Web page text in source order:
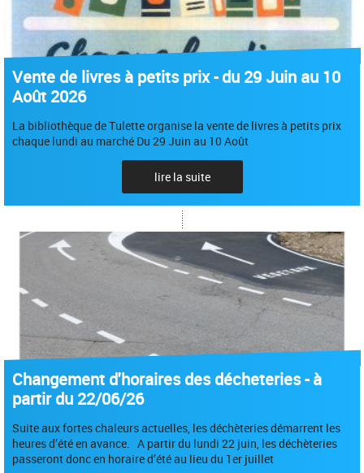
Vente de livres à petits prix - du 29 Juin au 10
Août 2026
La bibliothèque de Tulette organise la vente de livres à petits prix
chaque lundi au marché Du 29 Juin au 10 Août
lire la suite
Changement d'horaires des décheteries - à
partir du 22/06/26
Suite aux fortes chaleurs actuelles, les déchèteries démarrent les
heures d’été en avance. A partir du lundi 22 juin, les déchèteries
passeront donc en horaire d’été au lieu du 1er juillet